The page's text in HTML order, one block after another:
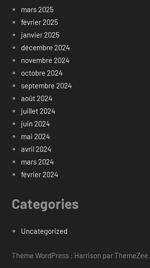
mars 2025
février 2025
janvier 2025
décembre 2024
novembre 2024
octobre 2024
septembre 2024
août 2024
juillet 2024
juin 2024
mai 2024
avril 2024
mars 2024
février 2024
Categories
Uncategorized
Thème WordPress : Harrison par ThemeZee.